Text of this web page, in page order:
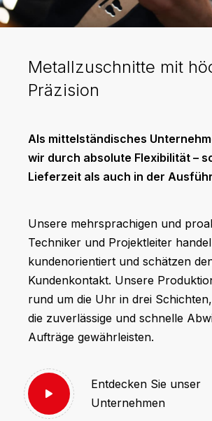
Metallzuschnitte mit
Präzision
Als mittelständisches
wir durch absolute Flexibilität –
Lieferzeit als auch in der
Unsere mehrsprachigen und
Techniker und Projektleiter
kundenorientiert und schätzen
Kundenkontakt. Unsere
rund um die Uhr in drei
die zuverlässige und schnelle
Aufträge gewährleisten.
Entdecken Sie unser
Unternehmen